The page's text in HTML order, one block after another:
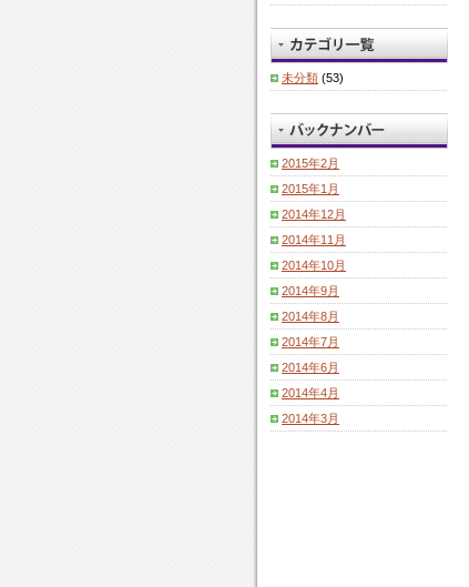
未分類 (53)
2015年2月
2015年1月
2014年12月
2014年11月
2014年10月
2014年9月
2014年8月
2014年7月
2014年6月
2014年4月
2014年3月